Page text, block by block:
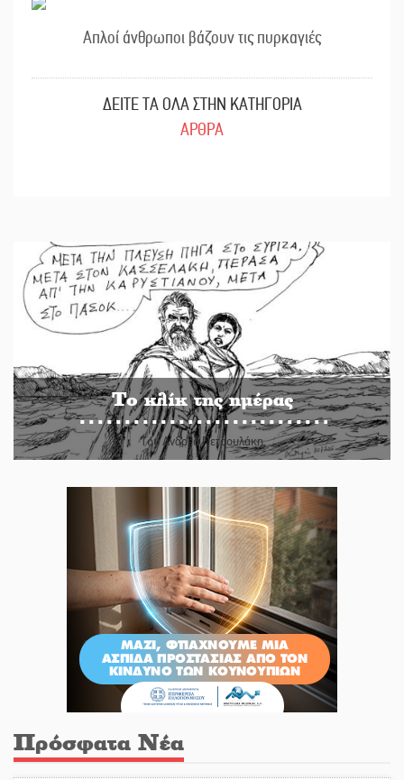
Απλοί άνθρωποι βάζουν τις πυρκαγιές
ΔΕΙΤΕ ΤΑ ΟΛΑ ΣΤΗΝ ΚΑΤΗΓΟΡΙΑ
ΑΡΘΡΑ
Το κλίκ της ημέρας
Του Ανδρέα Πετρουλάκη
Πρόσφατα Νέα